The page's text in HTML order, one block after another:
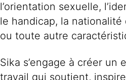
l’orientation sexuelle,
le handicap, la nationalité
ou toute autre
Sika s’engage à créer un
travail qui soutient,